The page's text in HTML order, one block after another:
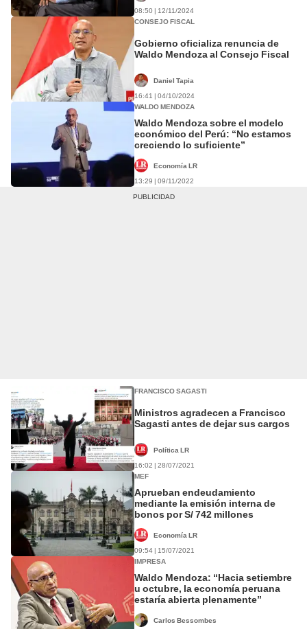
08:50 | 12/11/2024
CONSEJO FISCAL
Gobierno oficializa renuncia de
Waldo Mendoza al Consejo Fiscal
Daniel Tapia
16:41 | 04/10/2024
WALDO MENDOZA
Waldo Mendoza sobre el modelo
económico del Perú: “No estamos
creciendo lo suficiente”
Economía LR
13:29 | 09/11/2022
FRANCISCO SAGASTI
Ministros agradecen a Francisco
Sagasti antes de dejar sus cargos
Política LR
16:02 | 28/07/2021
MEF
Aprueban endeudamiento
mediante la emisión interna de
bonos por S/ 742 millones
Economía LR
09:54 | 15/07/2021
IMPRESA
Waldo Mendoza: “Hacia setiembre
u octubre, la economía peruana
estaría abierta plenamente”
Carlos Bessombes